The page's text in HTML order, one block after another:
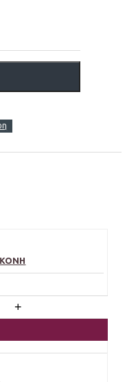
+